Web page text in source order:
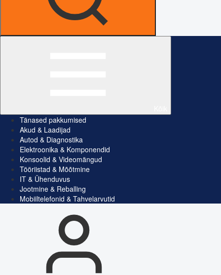
Tänased pakkumised
Akud & Laadijad
Autod & Diagnostika
Elektroonika & Komponendid
Konsoolid & Videomängud
Tööriistad & Mõõtmine
IT & Ühenduvus
Jootmine & Reballing
Mobiiltelefonid & Tahvelarvutid